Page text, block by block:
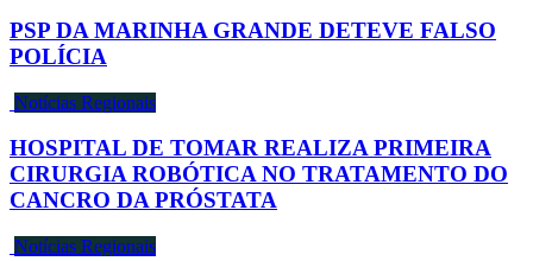
PSP DA MARINHA GRANDE DETEVE FALSO
POLÍCIA
Notícias Regionais
HOSPITAL DE TOMAR REALIZA PRIMEIRA
CIRURGIA ROBÓTICA NO TRATAMENTO DO
CANCRO DA PRÓSTATA
Notícias Regionais